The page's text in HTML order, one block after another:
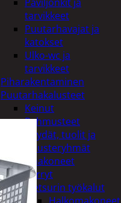
tarvikkeet
Puutarhavajat ja
katokset
Ulko-wc ja
tarvikkeet
Piharakentaminen
Puutarhakalusteet
Keinut
Pehmusteet
Pöydät, tuolit ja
kalusteryhmät
Puutarhakoneet
Kärryt
Metsurin työkalut